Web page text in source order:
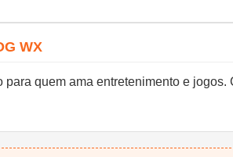
WX
para quem ama entretenimento e jogos.